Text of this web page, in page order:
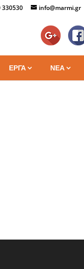
330530 info@marmi.gr
Goo
ΕΡΓΑ ΝΕΑ